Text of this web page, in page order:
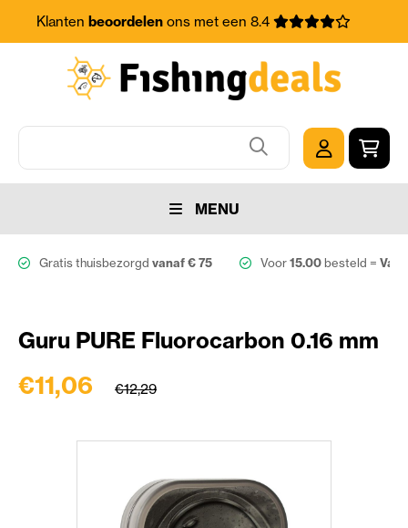
Klanten beoordelenons met een 8.4
MENU
Gratis thuisbezorgdvanaf € 75 Voor15.00besteld =
Guru PURE Fluorocarbon 0.16 mm
€11,06 €12,29